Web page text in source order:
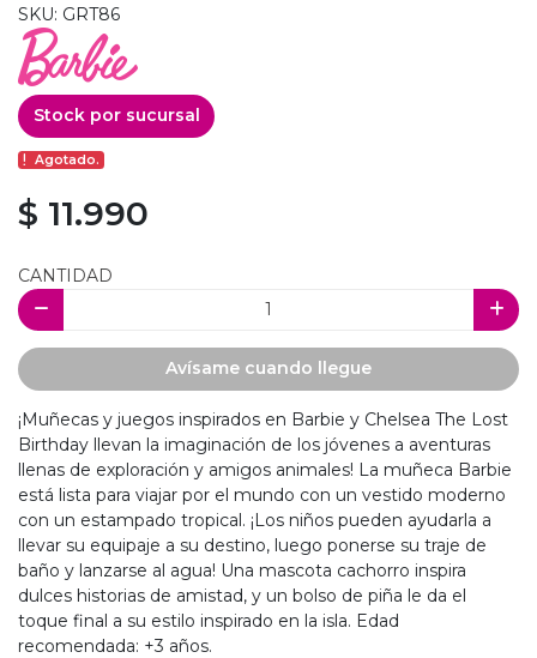
SKU: GRT86
Stock por sucursal
Agotado.
$ 11.990
CANTIDAD
Avísame cuando llegue
¡Muñecas y juegos inspirados en Barbie y Chelsea The Lost
Birthday llevan la imaginación de los jóvenes a aventuras
llenas de exploración y amigos animales! La muñeca Barbie
está lista para viajar por el mundo con un vestido moderno
con un estampado tropical. ¡Los niños pueden ayudarla a
llevar su equipaje a su destino, luego ponerse su traje de
baño y lanzarse al agua! Una mascota cachorro inspira
dulces historias de amistad, y un bolso de piña le da el
toque final a su estilo inspirado en la isla. Edad
recomendada: +3 años.